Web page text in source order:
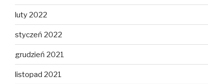
luty 2022
styczeń 2022
grudzień 2021
listopad 2021